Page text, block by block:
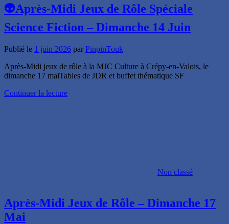
👽Après-Midi Jeux de Rôle Spéciale
Science Fiction – Dimanche 14 Juin
Publié le 1 juin 2026 par PinpinTouk
Après-Midi jeux de rôle à la MJC Culture à Crépy-en-Valois, le
dimanche 17 maiTables de JDR et buffet thématique SF
Continuer la lecture
Non classé
Après-Midi Jeux de Rôle – Dimanche 17
Mai